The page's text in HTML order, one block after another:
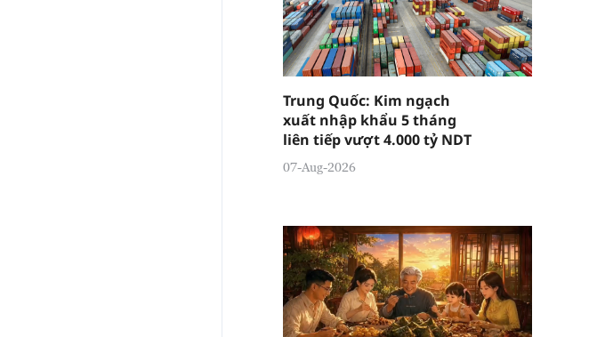
Trung Quốc: Kim ngạch
xuất nhập khẩu 5 tháng
liên tiếp vượt 4.000 tỷ NDT
07-Aug-2026